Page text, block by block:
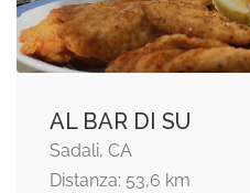
AL BAR DI SU
Sadali, CA
Distanza: 53,6 km